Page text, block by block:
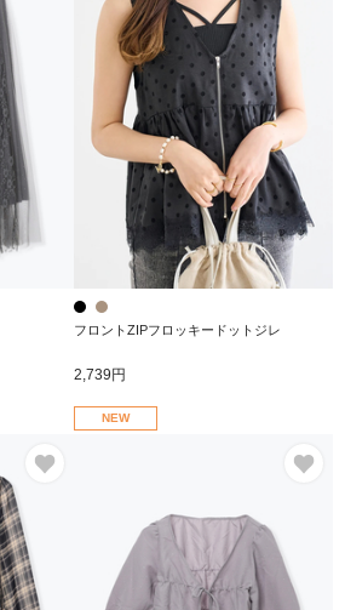
フロントZIPフロッキードットジレ
2,739円
NEW